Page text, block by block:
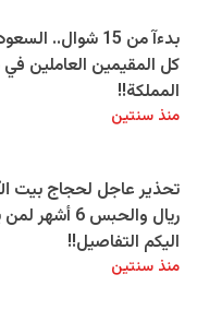
بدءآ من 15 شوال..
كل المقيمين العاملين
المملكة!!
منذ سنتين
ريال والحبس 6
اليكم التفاصيل!!
منذ سنتين